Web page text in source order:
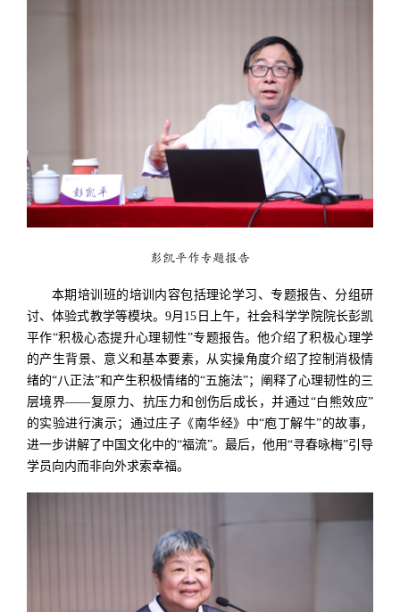
彭凯平作专题报告
本期培训班的培训内容包括理论学习、专题报告、分组研
讨、体验式教学等模块。9月15日上午，社会科学学院院长彭凯
平作“积极心态提升心理韧性”专题报告。他介绍了积极心理学
的产生背景、意义和基本要素，从实操角度介绍了控制消极情
绪的“八正法”和产生积极情绪的“五施法”；阐释了心理韧性的三
层境界——复原力、抗压力和创伤后成长，并通过“白熊效应”
的实验进行演示；通过庄子《南华经》中“庖丁解牛”的故事，
进一步讲解了中国文化中的“福流”。最后，他用“寻春咏梅”引导
学员向内而非向外求索幸福。